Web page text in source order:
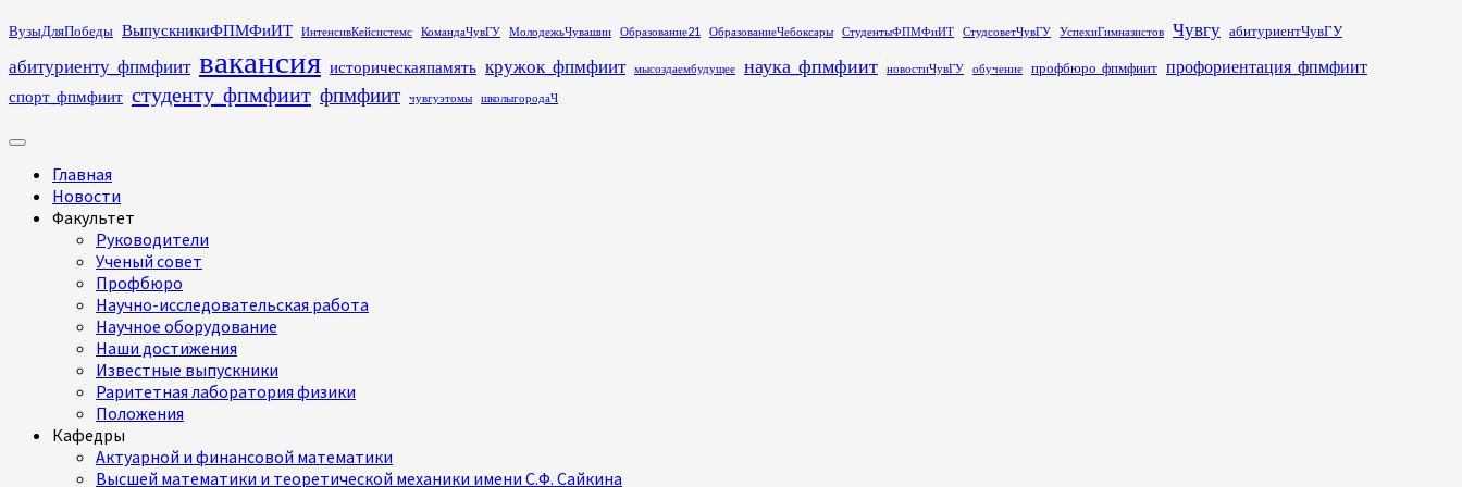
Перейти
содержимому
ВузыДляПобеды ВыпускникиФПМФиИТ ИнтенсивКейсистемс КомандаЧувГУ МолодежьЧувашии Образование21 ОбразованиеЧебоксары СтудентыФПМФиИТ СтудсоветЧувГУ УспехиГимназистов Чувгу абитуриентЧувГУ
абитуриенту_фпмфиит вакансия историческаяпамять кружок_фпмфиит мысоздаембудущее наука_фпмфиит новостиЧувГУ обучение профбюро_фпмфиит профориентация_фпмфиит
спорт_фпмфиит студенту_фпмфиит фпмфиит чувгуэтомы школыгородаЧ
Основное
Главная
Новости
Факультет
Руководители
Ученый совет
Профбюро
Научно-исследовательская работа
Научное оборудование
Наши достижения
Известные выпускники
Раритетная лаборатория физики
Положения
Кафедры
Актуарной и финансовой математики
Высшей математики и теоретической механики имени С.Ф. Сайкина